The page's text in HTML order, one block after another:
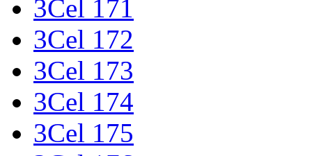
3Cel 171
3Cel 172
3Cel 173
3Cel 174
3Cel 175